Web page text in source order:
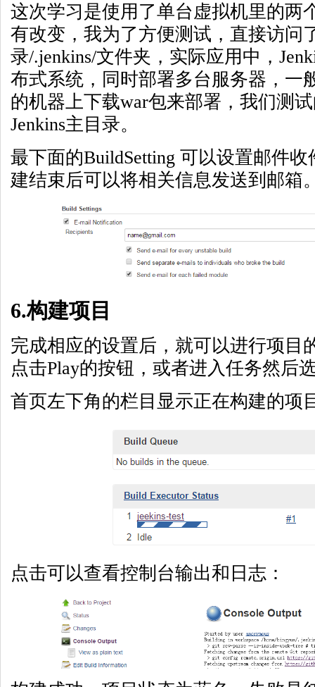
这次学习是使用了单台虚拟机里的两
有改变，我为了方便测试，直接访问
录/.jenkins/文件夹，实际应用中，
布式系统，同时部署多台服务器，一
的机器上下载war包来部署，我们测
Jenkins主目录。
最下面的BuildSetting 可以设置邮件
建结束后可以将相关信息发送到邮箱
6.构建项目
完成相应的设置后，就可以进行项目
点击Play的按钮，或者进入任务然后
首页左下角的栏目显示正在构建的项
点击可以查看控制台输出和日志：